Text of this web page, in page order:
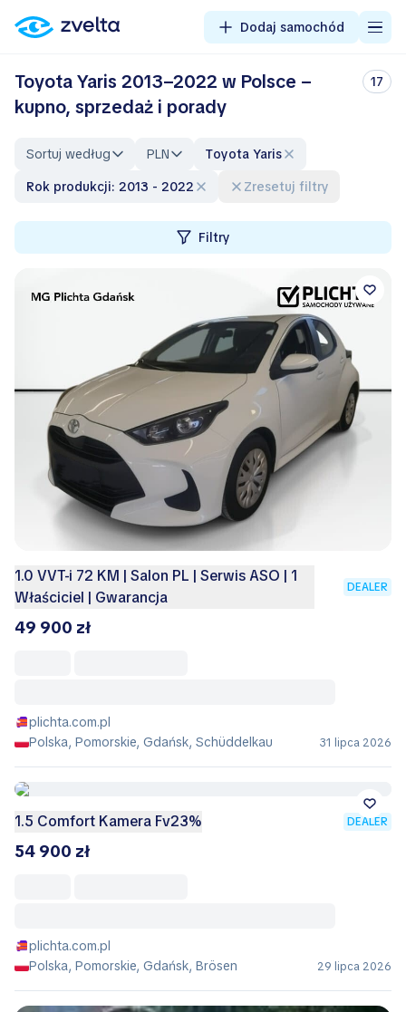
Dodaj samochód
Toyota Yaris 2013–2022 w Polsce –
kupno, sprzedaż i porady
17
Sortuj według PLN
Toyota Yaris
Rok produkcji: 2013 - 2022
Zresetuj filtry
Filtry
1.0 VVT-i 72 KM | Salon PL | Serwis ASO | 1
Właściciel | Gwarancja
DEALER
49 900 zł
plichta.com.pl
Polska, Pomorskie, Gdańsk, Schüddelkau
31 lipca 2026
1.5 Comfort Kamera Fv23% DEALER
54 900 zł
plichta.com.pl
Polska, Pomorskie, Gdańsk, Brösen
29 lipca 2026